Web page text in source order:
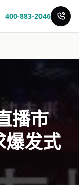
400-883-2046
播市
爆发式